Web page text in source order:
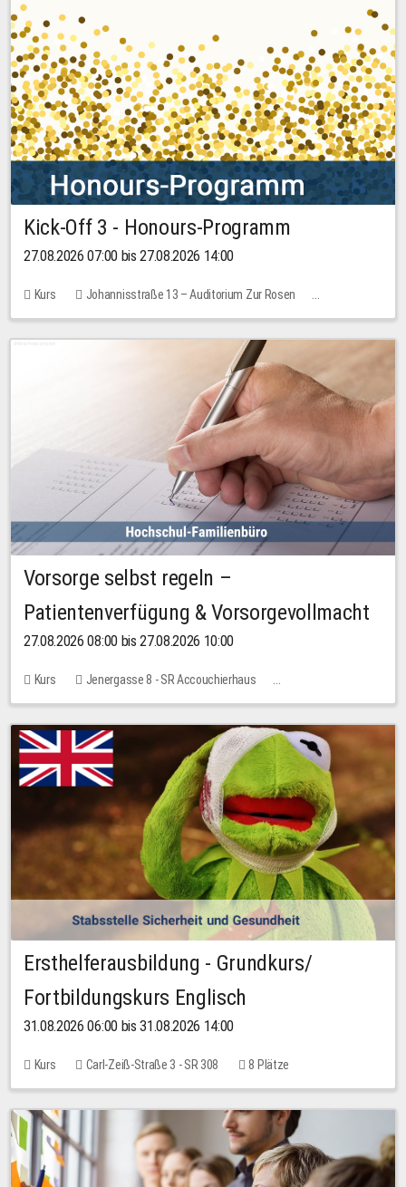
Kick-Off 3 - Honours-Programm
27.08.2026 07:00 bis 27.08.2026 14:00
Kurs
Johannisstraße 13 – Auditorium Zur Rosen
11 Plätze
Vorsorge selbst regeln –
Patientenverfügung & Vorsorgevollmacht
27.08.2026 08:00 bis 27.08.2026 10:00
Kurs
Jenergasse 8 - SR Accouchierhaus
Keine freien Plätze
Ersthelferausbildung - Grundkurs/
Fortbildungskurs Englisch
31.08.2026 06:00 bis 31.08.2026 14:00
Kurs Carl-Zeiß-Straße 3 - SR 308 8 Plätze